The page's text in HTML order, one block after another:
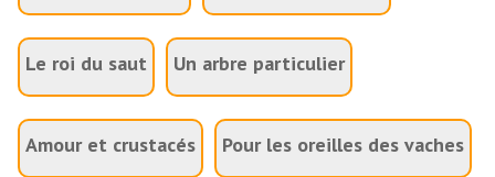
Le roi du saut Un arbre particulier
Amour et crustacés Pour les oreilles des vaches